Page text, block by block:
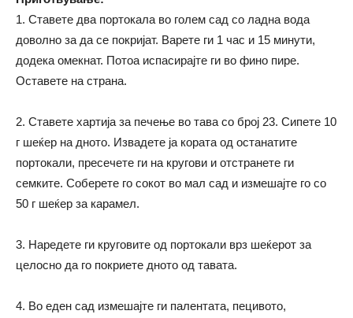
1. Ставете два портокала во голем сад со ладна вода
доволно за да се покријат. Варете ги 1 час и 15 минути,
додека омекнат. Потоа испасирајте ги во фино пире.
Оставете на страна.
2. Ставете хартија за печење во тава со број 23. Сипете 10
г шеќер на дното. Извадете ја кората од останатите
портокали, пресечете ги на кругови и отстранете ги
семките. Соберете го сокот во мал сад и измешајте го со
50 г шеќер за карамел.
3. Наредете ги круговите од портокали врз шеќерот за
целосно да го покриете дното од тавата.
4. Во еден сад измешајте ги палентата, пецивото,